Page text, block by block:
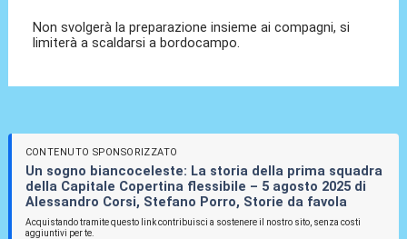
Non svolgerà la preparazione insieme ai compagni, si
limiterà a scaldarsi a bordocampo.
CONTENUTO SPONSORIZZATO
Un sogno biancoceleste: La storia della prima squadra
della Capitale Copertina flessibile – 5 agosto 2025 di
Alessandro Corsi, Stefano Porro, Storie da favola
Acquistando tramite questo link contribuisci a sostenere il nostro sito, senza costi
aggiuntivi per te.